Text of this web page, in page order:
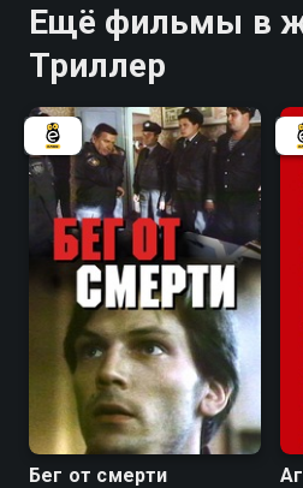
Ещё фильмы в
Триллер
5.5
Бег от смерти